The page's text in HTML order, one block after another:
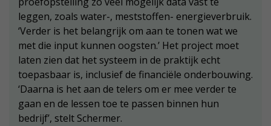
leggen, zoals water-, meststoffen- energieverbruik.
‘Verder is het belangrijk om aan te tonen wat we
met die input kunnen oogsten.’ Het project moet
laten zien dat het systeem in de praktijk echt
toepasbaar is, inclusief de financiële onderbouwing.
‘Daarna is het aan de telers om er mee verder te
gaan en de lessen toe te passen binnen hun
bedrijf’, stelt Schermer.